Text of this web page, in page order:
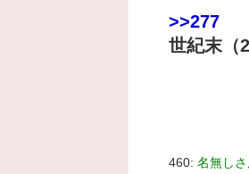
>>277
世紀末（
460: 名無し